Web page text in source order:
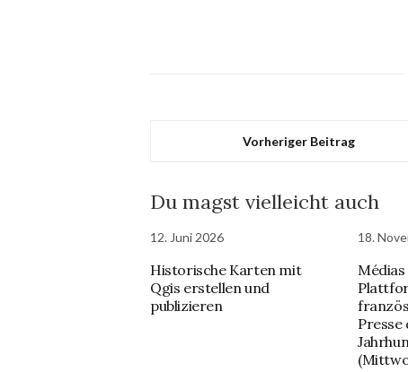
Vorheriger Beitrag
Du magst vielleicht auch
12. Juni 2026
Historische Karten mit
Qgis erstellen und
publizieren
18.
Médias
Presse